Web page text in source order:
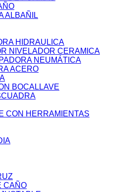
ALBAÑIL
HIDRAULICA
NIVELADOR CERAMICA
NEUMÁTICA
ACERO
BOCALLAVE
CON HERRAMIENTAS
CAÑO